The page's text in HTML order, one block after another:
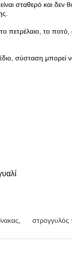
σταθερό και
το
σύσταση μπορεί
στρογγυλός